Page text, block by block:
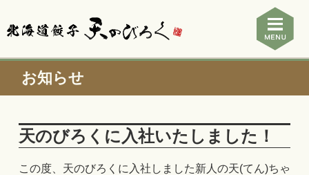
お知らせ
天のびろくに入社いたしました！
この度、天のびろくに入社しました新人の天(てん)ちゃ